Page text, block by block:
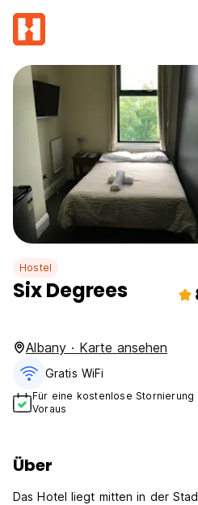
Hostel
Six Degrees
Albany · Karte ansehen
Gratis WiFi
Für eine kostenlose
Voraus
Über
Das Hotel liegt mitten in der